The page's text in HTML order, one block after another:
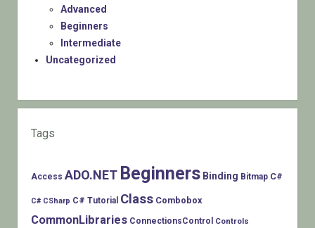
Advanced
Beginners
Intermediate
Uncategorized
Tags
Access ADO.NET Beginners Binding Bitmap C#
C# CSharp C# Tutorial Class Combobox
CommonLibraries ConnectionsControl Controls